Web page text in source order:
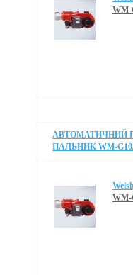
WM-
АВТОМАТИЧНИЙ
ПАЛЬНИК WM-G10/
WM-